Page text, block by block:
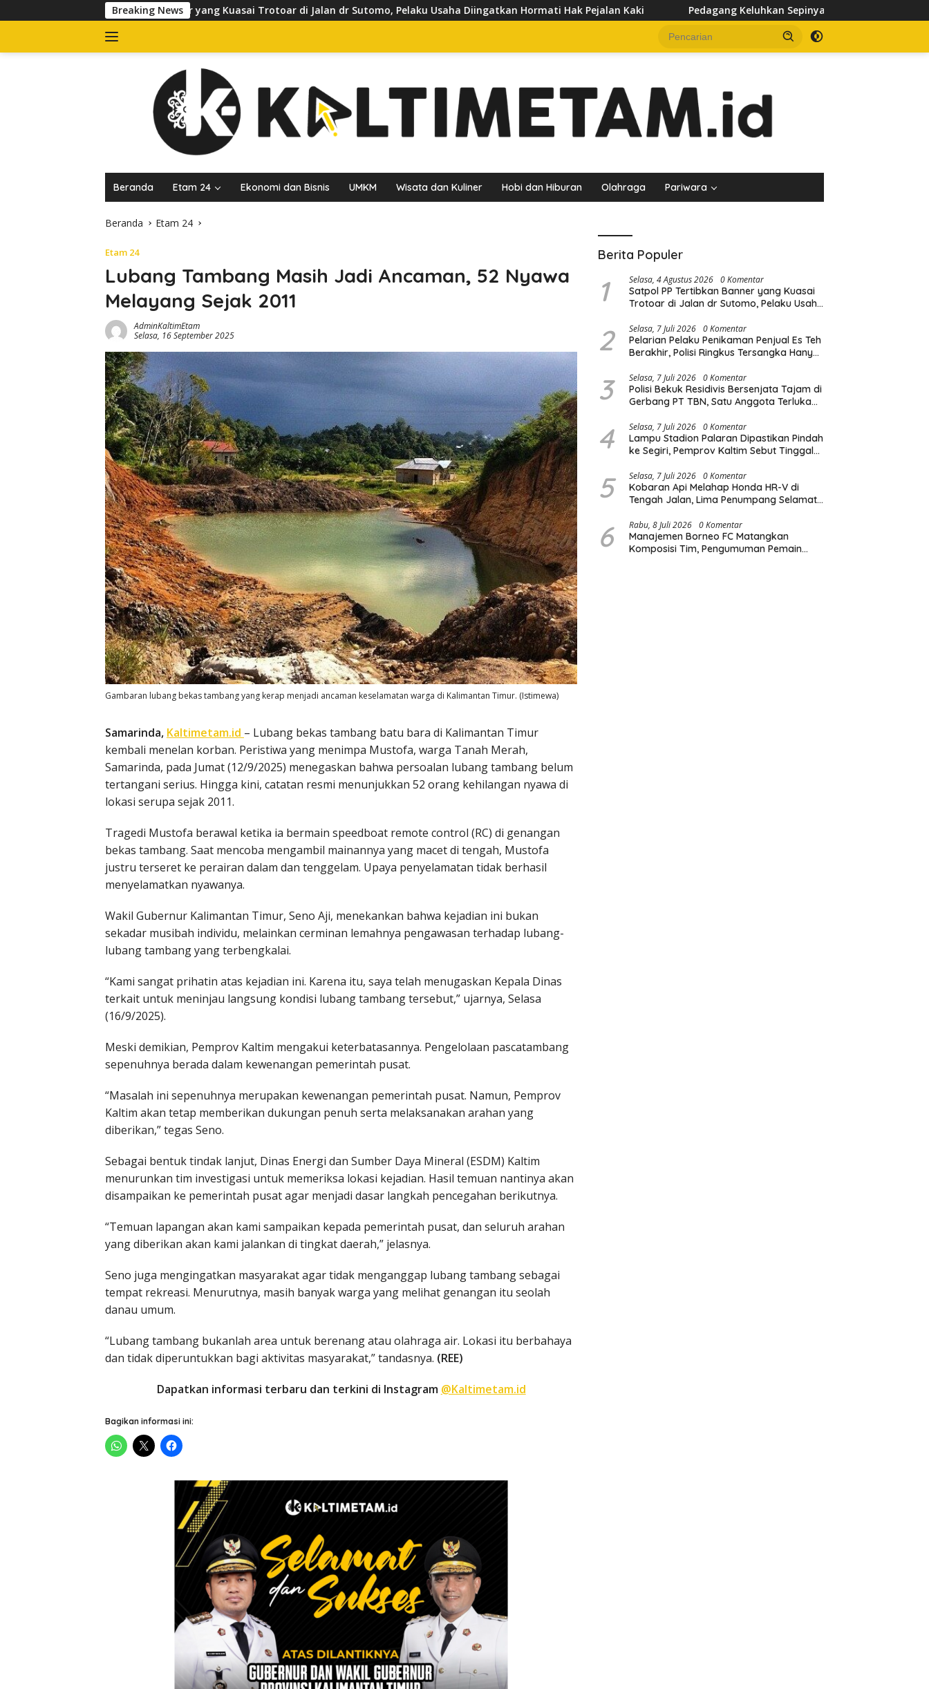
ke
Breaking News
Banner yang Kuasai Trotoar di Jalan dr Sutomo, Pelaku Usaha Diingatkan Hormati Hak Pejalan Kaki Pedagang Keluhkan Sepinya Pasar Pagi Samarinda, Minta Pemkot
Beranda Etam 24 Ekonomi dan Bisnis UMKM Wisata dan Kuliner Hobi dan Hiburan Olahraga Pariwara
Beranda Etam 24
Etam 24
Lubang Tambang Masih Jadi Ancaman, 52 Nyawa
Melayang Sejak 2011
AdminKaltimEtam
Selasa, 16 September 2025
Gambaran lubang bekas tambang yang kerap menjadi ancaman keselamatan warga di Kalimantan Timur. (Istimewa)
Samarinda, Kaltimetam.id – Lubang bekas tambang batu bara di Kalimantan Timur
kembali menelan korban. Peristiwa yang menimpa Mustofa, warga Tanah Merah,
Samarinda, pada Jumat (12/9/2025) menegaskan bahwa persoalan lubang tambang belum
tertangani serius. Hingga kini, catatan resmi menunjukkan 52 orang kehilangan nyawa di
lokasi serupa sejak 2011.
Tragedi Mustofa berawal ketika ia bermain speedboat remote control (RC) di genangan
bekas tambang. Saat mencoba mengambil mainannya yang macet di tengah, Mustofa
justru terseret ke perairan dalam dan tenggelam. Upaya penyelamatan tidak berhasil
menyelamatkan nyawanya.
Wakil Gubernur Kalimantan Timur, Seno Aji, menekankan bahwa kejadian ini bukan
sekadar musibah individu, melainkan cerminan lemahnya pengawasan terhadap lubang-
lubang tambang yang terbengkalai.
“Kami sangat prihatin atas kejadian ini. Karena itu, saya telah menugaskan Kepala Dinas
terkait untuk meninjau langsung kondisi lubang tambang tersebut,” ujarnya, Selasa
(16/9/2025).
Meski demikian, Pemprov Kaltim mengakui keterbatasannya. Pengelolaan pascatambang
sepenuhnya berada dalam kewenangan pemerintah pusat.
“Masalah ini sepenuhnya merupakan kewenangan pemerintah pusat. Namun, Pemprov
Kaltim akan tetap memberikan dukungan penuh serta melaksanakan arahan yang
diberikan,” tegas Seno.
Sebagai bentuk tindak lanjut, Dinas Energi dan Sumber Daya Mineral (ESDM) Kaltim
menurunkan tim investigasi untuk memeriksa lokasi kejadian. Hasil temuan nantinya akan
disampaikan ke pemerintah pusat agar menjadi dasar langkah pencegahan berikutnya.
“Temuan lapangan akan kami sampaikan kepada pemerintah pusat, dan seluruh arahan
yang diberikan akan kami jalankan di tingkat daerah,” jelasnya.
Seno juga mengingatkan masyarakat agar tidak menganggap lubang tambang sebagai
tempat rekreasi. Menurutnya, masih banyak warga yang melihat genangan itu seolah
danau umum.
“Lubang tambang bukanlah area untuk berenang atau olahraga air. Lokasi itu berbahaya
dan tidak diperuntukkan bagi aktivitas masyarakat,” tandasnya. (REE)
Dapatkan informasi terbaru dan terkini di Instagram @Kaltimetam.id
Bagikan informasi ini:
Berita Populer
1 Selasa, 4 Agustus 2026 0 Komentar
Satpol PP Tertibkan Banner yang Kuasai
Trotoar di Jalan dr Sutomo, Pelaku Usaha
2 Selasa, 7 Juli 2026 0 Komentar
Pelarian Pelaku Penikaman Penjual Es Teh
Berakhir, Polisi Ringkus Tersangka Hanya
3 Selasa, 7 Juli 2026 0 Komentar
Polisi Bekuk Residivis Bersenjata Tajam di
Gerbang PT TBN, Satu Anggota Terluka
4 Selasa, 7 Juli 2026 0 Komentar
Lampu Stadion Palaran Dipastikan Pindah
ke Segiri, Pemprov Kaltim Sebut Tinggal
5 Selasa, 7 Juli 2026 0 Komentar
Kobaran Api Melahap Honda HR-V di
Tengah Jalan, Lima Penumpang Selamat
6 Rabu, 8 Juli 2026 0 Komentar
Manajemen Borneo FC Matangkan
Komposisi Tim, Pengumuman Pemain